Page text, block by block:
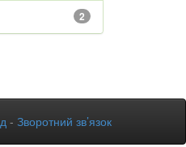
2
- Зворотний зв’язок